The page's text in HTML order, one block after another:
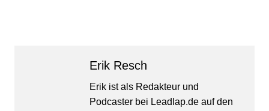
Erik Resch
Erik ist als Redakteur und
Podcaster bei Leadlap.de auf den